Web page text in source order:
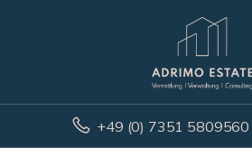
+49 (0) 7351 5809560